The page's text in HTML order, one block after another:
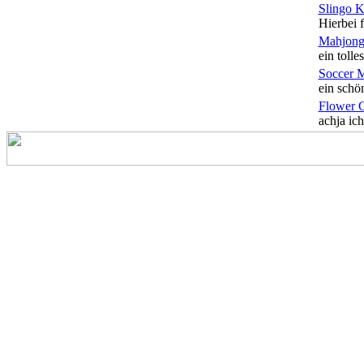
Slingo
Hierbei
ein
Soccer
ein
Flower
achja